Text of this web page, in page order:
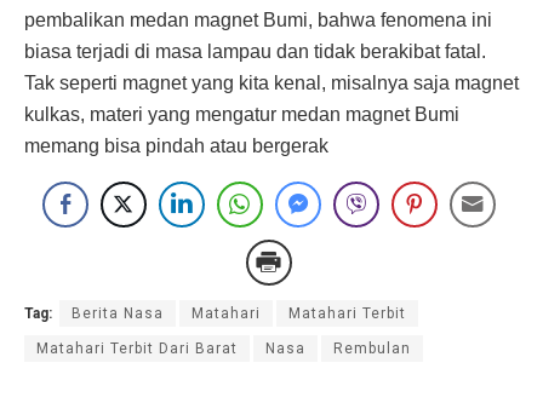
pembalikan medan magnet Bumi, bahwa fenomena ini
biasa terjadi di masa lampau dan tidak berakibat fatal.
Tak seperti magnet yang kita kenal, misalnya saja magnet
kulkas, materi yang mengatur medan magnet Bumi
memang bisa pindah atau bergerak
Tag: Berita Nasa Matahari Matahari Terbit
Matahari Terbit Dari Barat Nasa Rembulan